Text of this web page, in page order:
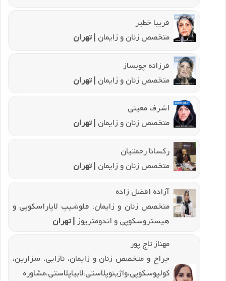
فریبا خطیر
متخصص زنان و زایمان | تهران
فرزانه چوبساز
متخصص زنان و زایمان | تهران
اشرف معینی
متخصص زنان و زایمان | تهران
رکسانا رحمتیان
متخصص زنان و زایمان | تهران
آزاده افضل زاده
متخصص زنان و زایمان، فلوشیپ لاپاراسکوپی و
هیستروسکوپی و اندومتریوز| تهران
مهناز تاج پور
جراح و متخصص زنان و زایمان، نازایی، سزارین،
کولپوسکوپی،واژینوپلاستی،لابیاپلاستی،مشاوره